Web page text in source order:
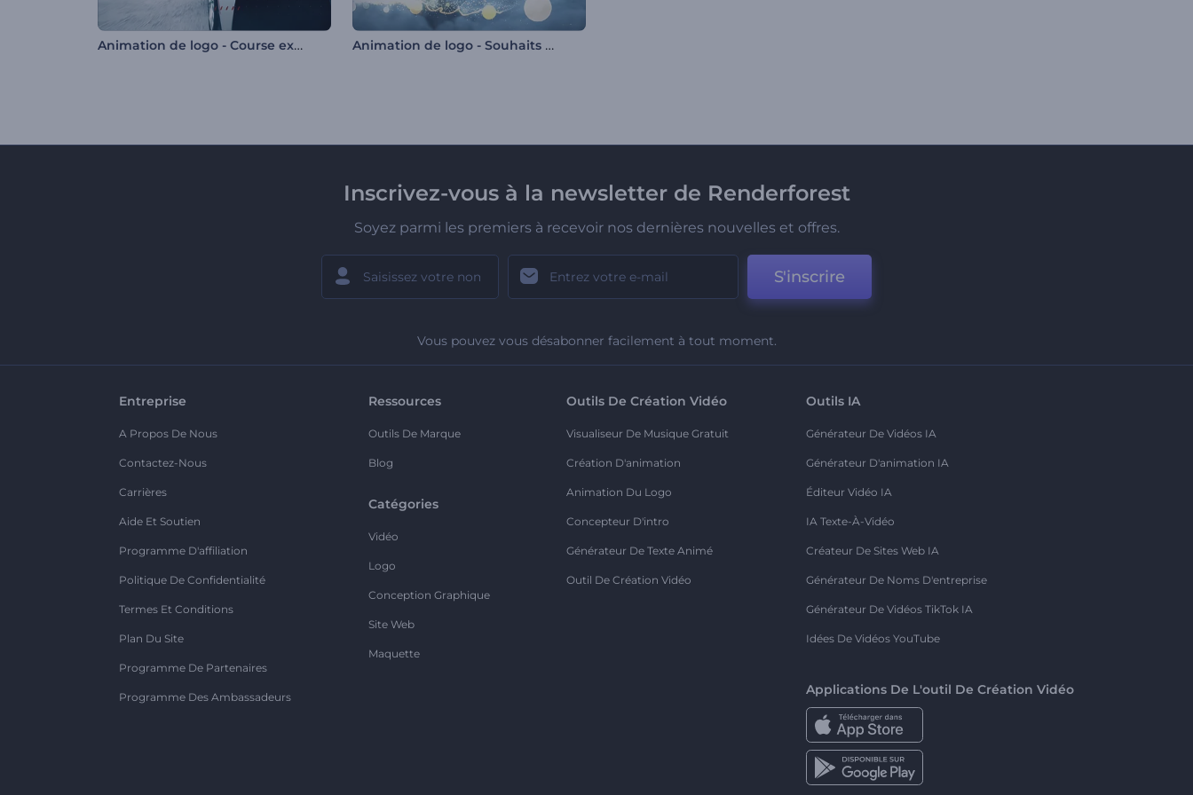
Animation de logo - Course extrême de voiture Animation de logo - Souhaits de nuage
Inscrivez-vous à la newsletter de Renderforest
Soyez parmi les premiers à recevoir nos dernières nouvelles et offres.
S'inscrire
Vous pouvez vous désabonner facilement à tout moment.
Entreprise
A Propos De Nous
Contactez-Nous
Carrières
Aide Et Soutien
Programme D'affiliation
Politique De Confidentialité
Termes Et Conditions
Plan Du Site
Programme De Partenaires
Programme Des Ambassadeurs
Ressources
Outils De Marque
Blog
Catégories
Vidéo
Logo
Conception Graphique
Site Web
Maquette
Outils De Création Vidéo
Visualiseur De Musique Gratuit
Création D'animation
Animation Du Logo
Concepteur D'intro
Générateur De Texte Animé
Outil De Création Vidéo
Outils IA
Générateur De Vidéos IA
Générateur D'animation IA
Éditeur Vidéo IA
IA Texte-À-Vidéo
Créateur De Sites Web IA
Générateur De Noms D'entreprise
Générateur De Vidéos TikTok IA
Idées De Vidéos YouTube
Applications De L'outil De Création Vidéo